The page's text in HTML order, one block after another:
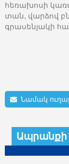
հեռախոսի
տան, վարձով
գրասենյակի
Նամակ
Ապրանքի